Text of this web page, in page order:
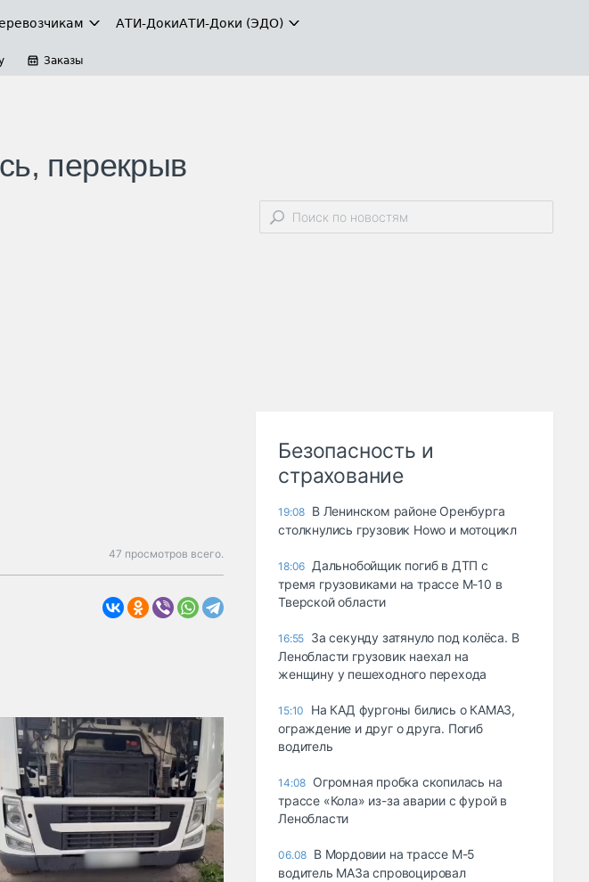
АТИ-ДокиАТИ-Доки (ЭДО)
Заказы
перекрыв
47 просмотров всего.
Безопасность и
страхование
19:08 В Ленинском районе Оренбурга
столкнулись грузовик Howo и мотоцикл
18:06 Дальнобойщик погиб в ДТП с
тремя грузовиками на трассе М-10 в
Тверской области
16:55 За секунду затянуло под колёса. В
Ленобласти грузовик наехал на
женщину у пешеходного перехода
15:10
На КАД фургоны бились о КАМАЗ,
ограждение и друг о друга. Погиб
водитель
14:08 Огромная пробка скопилась на
трассе «Кола» из-за аварии с фурой в
Ленобласти
06.08 В Мордовии на трассе М-5
водитель МАЗа спровоцировал